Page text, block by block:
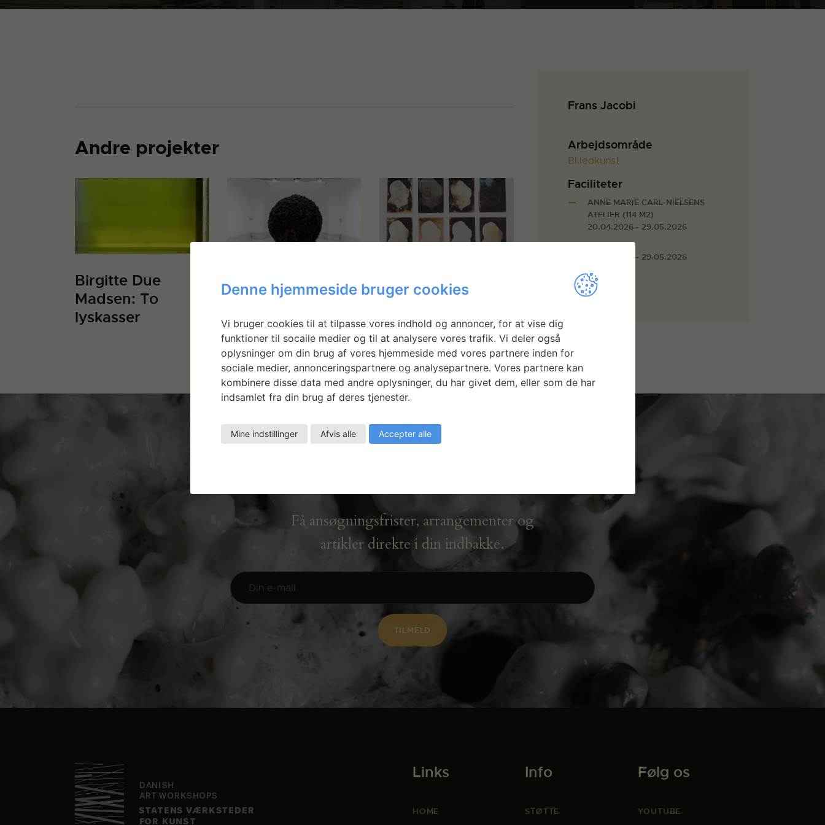
Andre projekter
Birgitte Due
Madsen: To
lyskasser
Jeannette Ehlers:
We’re Magic.
We’re Real #2
Nicolai Howalt:
Metals & Elements
Frans Jacobi
Arbejdsområde
Billedkunst
Faciliteter
ANNE MARIE CARL-NIELSENS
ATELIER (114 M2)
20.04.2026 - 29.05.2026
VÆRELSE 3
20.04.2026 - 29.05.2026
Få ansøgningsfrister, arrangementer og
artikler direkte i din indbakke.
Links
HOME
Info
STØTTE
Følg os
YOUTUBE
Denne hjemmeside bruger cookies
Vi bruger cookies til at tilpasse vores indhold og annoncer, for at vise dig
funktioner til socaile medier og til at analysere vores trafik. Vi deler også
oplysninger om din brug af vores hjemmeside med vores partnere inden for
sociale medier, annonceringspartnere og analysepartnere. Vores partnere kan
kombinere disse data med andre oplysninger, du har givet dem, eller som de har
indsamlet fra din brug af deres tjenester.
Mine indstillinger Afvis alle Accepter alle